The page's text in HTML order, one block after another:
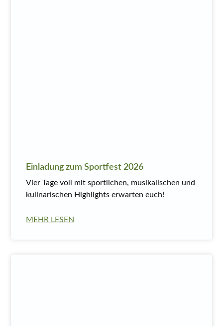
Einladung zum Sportfest 2026
Vier Tage voll mit sportlichen, musikalischen und
kulinarischen Highlights erwarten euch!
MEHR LESEN